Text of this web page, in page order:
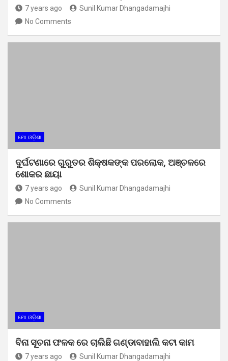
7 years ago
Sunil Kumar Dhangadamajhi
No Comments
ମୋ ଓଡ଼ିଶା
ଦୁର୍ଘଟଣାରେ ଗୁରୁତର ଶିକ୍ଷକଙ୍କ ପରଲୋକ, ଅଞ୍ଚଳରେ
ଶୋକର ଛାୟା
7 years ago
Sunil Kumar Dhangadamajhi
No Comments
ମୋ ଓଡ଼ିଶା
ବିନା ସୂଚନା ଫଳକ ରେ ଚାଲିଛି ଗଣ୍ଡାବାହାଲି କଟା କାମ
7 years ago
Sunil Kumar Dhangadamajhi